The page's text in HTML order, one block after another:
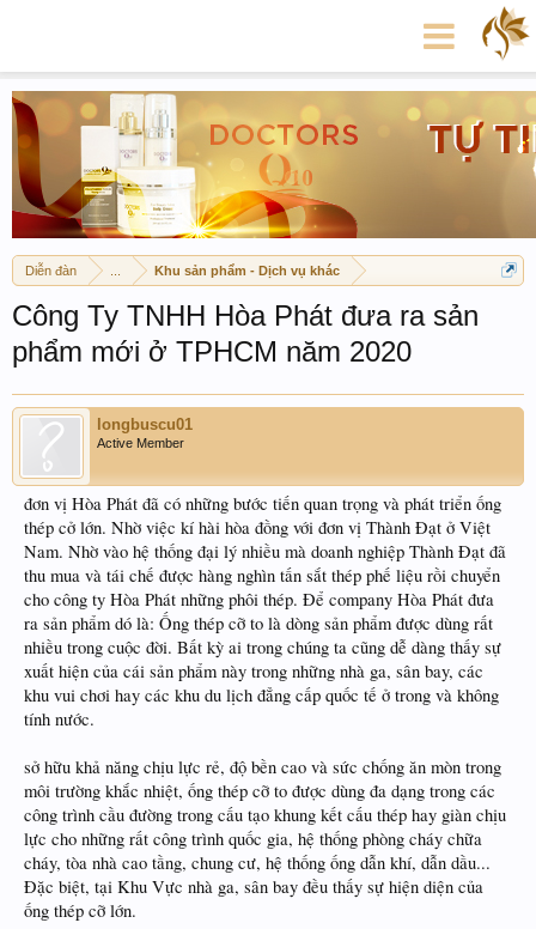
Diễn đàn Khu sản phẩm - Dịch vụ khác
Công Ty TNHH Hòa Phát đưa ra sản
phẩm mới ở TPHCM năm 2020
longbuscu01
Active Member
đơn vị Hòa Phát đã có những bước tiến quan trọng và phát triển ống
thép cở lớn. Nhờ việc kí hài hòa đồng với đơn vị Thành Đạt ở Việt
Nam. Nhờ vào hệ thống đại lý nhiều mà doanh nghiệp Thành Đạt đã
thu mua và tái chế được hàng nghìn tấn sắt thép phế liệu rồi chuyển
cho công ty Hòa Phát những phôi thép. Để company Hòa Phát đưa
ra sản phẩm dó là: Ống thép cỡ to là dòng sản phẩm được dùng rất
nhiều trong cuộc đời. Bất kỳ ai trong chúng ta cũng dễ dàng thấy sự
xuất hiện của cái sản phẩm này trong những nhà ga, sân bay, các
khu vui chơi hay các khu du lịch đẳng cấp quốc tế ở trong và không
tính nước.
sở hữu khả năng chịu lực rẻ, độ bền cao và sức chống ăn mòn trong
môi trường khắc nhiệt, ống thép cỡ to được dùng đa dạng trong các
công trình cầu đường trong cấu tạo khung kết cấu thép hay giàn chịu
lực cho những rất công trình quốc gia, hệ thống phòng cháy chữa
cháy, tòa nhà cao tầng, chung cư, hệ thống ống dẫn khí, dẫn dầu...
Đặc biệt, tại Khu Vực nhà ga, sân bay đều thấy sự hiện diện của
ống thép cỡ lớn.